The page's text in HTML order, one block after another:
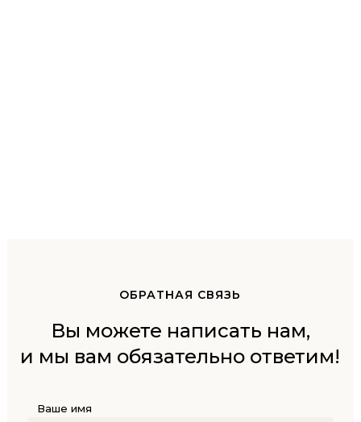
ОБРАТНАЯ СВЯЗЬ
Вы можете написать нам,
и мы вам обязательно ответим!
Ваше имя